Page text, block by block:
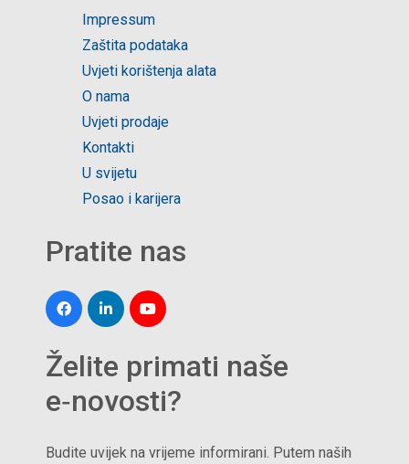
Impressum
Zaštita podataka
Uvjeti korištenja alata
O nama
Uvjeti prodaje
Kontakti
U svijetu
Posao i karijera
Pratite nas
Želite primati naše
e‑novosti?
Budite uvijek na vrijeme informirani. Putem naših